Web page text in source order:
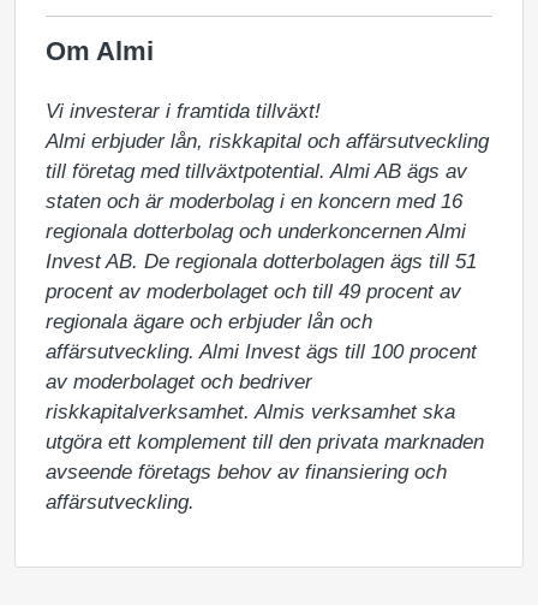
Om Almi
Vi investerar i framtida tillväxt!
Almi erbjuder lån, riskkapital och affärsutveckling
till företag med tillväxtpotential. Almi AB ägs av
staten och är moderbolag i en koncern med 16
regionala dotterbolag och underkoncernen Almi
Invest AB. De regionala dotterbolagen ägs till 51
procent av moderbolaget och till 49 procent av
regionala ägare och erbjuder lån och
affärsutveckling. Almi Invest ägs till 100 procent
av moderbolaget och bedriver
riskkapitalverksamhet. Almis verksamhet ska
utgöra ett komplement till den privata marknaden
avseende företags behov av finansiering och
affärsutveckling.